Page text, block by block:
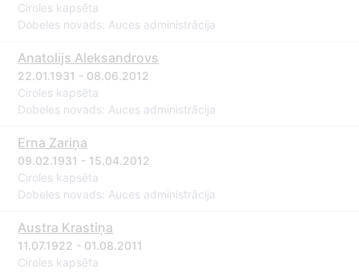
Ciroles kapsēta
Dobeles novads: Auces administrācija
Anatolijs Aleksandrovs
22.01.1931 - 08.06.2012
Ciroles kapsēta
Dobeles novads: Auces administrācija
Erna Zariņa
09.02.1931 - 15.04.2012
Ciroles kapsēta
Dobeles novads: Auces administrācija
Austra Krastiņa
11.07.1922 - 01.08.2011
Ciroles kapsēta